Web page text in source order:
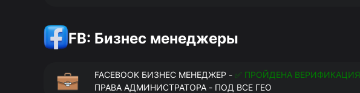
FB: Бизнес менеджеры
FACEBOOK БИЗНЕС МЕНЕДЖЕР - ✅ ПРОЙДЕНА ВЕРИФИКАЦИЯ
ПРАВА АДМИНИСТРАТОРА - ПОД ВСЕ ГЕО